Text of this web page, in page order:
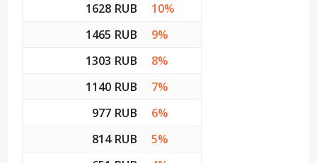
1628 RUB
10%
1465 RUB
9%
1303 RUB
8%
1140 RUB
7%
977 RUB
6%
814 RUB
5%